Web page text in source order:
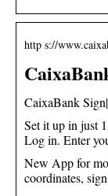
http s://
CaixaBank
Set it up in just
Log in. Enter
New App for
coordinates,